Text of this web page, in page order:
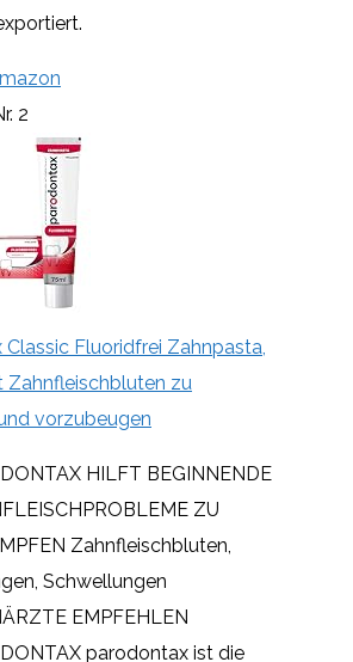
2
Classic Fluoridfrei Zahnpasta,
Zahnfleischbluten zu
vorzubeugen
HILFT BEGINNENDE
ZU
Zahnfleischbluten,
Schwellungen
EMPFEHLEN
parodontax ist die